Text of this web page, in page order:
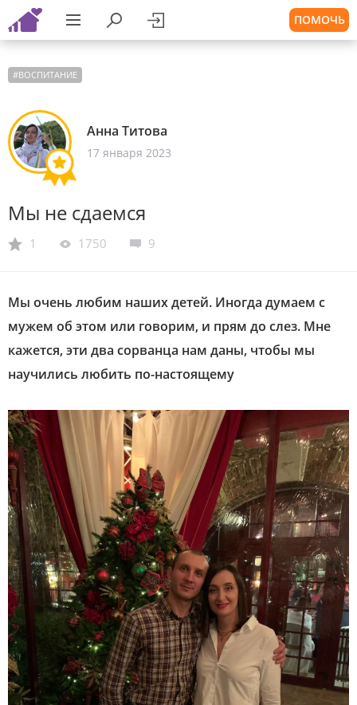
ПОМОЧЬ
#ВОСПИТАНИЕ
Анна Титова
17 января 2023
Мы не сдаемся
1 1750 9
Мы очень любим наших детей. Иногда думаем с
мужем об этом или говорим, и прям до слез. Мне
кажется, эти два сорванца нам даны, чтобы мы
научились любить по-настоящему